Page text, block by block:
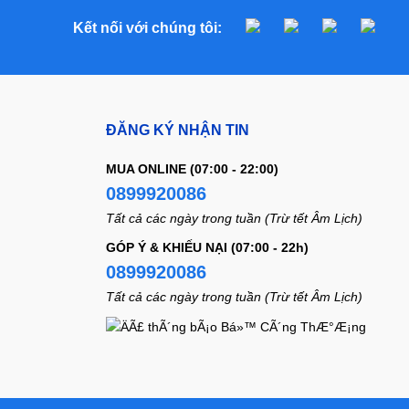
Kết nối với chúng tôi:
ĐĂNG KÝ NHẬN TIN
MUA ONLINE (07:00 - 22:00)
0899920086
Tất cả các ngày trong tuần (Trừ tết Âm Lịch)
GÓP Ý & KHIẾU NẠI (07:00 - 22h)
0899920086
Tất cả các ngày trong tuần (Trừ tết Âm Lịch)